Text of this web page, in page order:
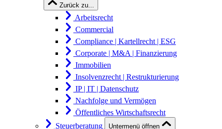
Zurück zu...
Arbeitsrecht
Commercial
Compliance | Kartellrecht | ESG
Corporate | M&A | Finanzierung
Immobilien
Insolvenzrecht | Restrukturierung
IP | IT | Datenschutz
Nachfolge und Vermögen
Öffentliches Wirtschaftsrecht
Steuerberatung
Untermenü öffnen